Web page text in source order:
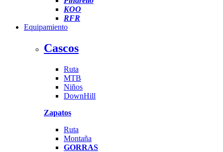
KOO
RFR
Equipamiento
Cascos
Ruta
MTB
Niños
DownHill
Zapatos
Ruta
Montaña
GORRAS